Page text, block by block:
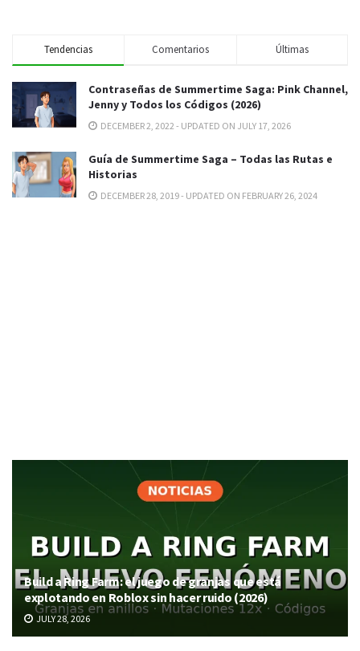
Tendencias Comentarios Últimas
Contraseñas de Summertime Saga: Pink Channel,
Jenny y Todos los Códigos (2026)
DECEMBER 2, 2022 - UPDATED ON JULY 17, 2026
Guía de Summertime Saga – Todas las Rutas e
Historias
DECEMBER 28, 2019 - UPDATED ON FEBRUARY 26, 2024
Build a Ring Farm: el juego de granjas que está
explotando en Roblox sin hacer ruido (2026)
JULY 28, 2026